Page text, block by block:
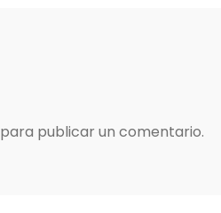
para publicar un comentario.